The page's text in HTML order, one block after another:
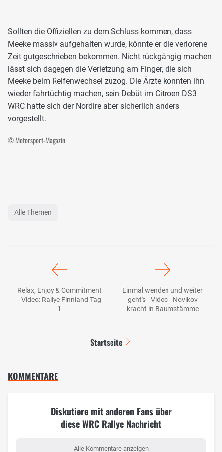
Sollten die Offiziellen zu dem Schluss kommen, dass
Meeke massiv aufgehalten wurde, könnte er die verlorene
Zeit gutgeschrieben bekommen. Nicht rückgängig machen
lässt sich dagegen die Verletzung am Finger, die sich
Meeke beim Reifenwechsel zuzog. Die Ärzte konnten ihn
wieder fahrtüchtig machen, sein Debüt im Citroen DS3
WRC hatte sich der Nordire aber sicherlich anders
vorgestellt.
© Motorsport-Magazin
Alle Themen
Relax, Enjoy & Commitment
- Video: Rallye Finnland Tag
1
Einmal wenden und weiter
geht's - Video - Novikov
kracht in Baumstämme
Startseite
KOMMENTARE
Diskutiere mit anderen Fans über
diese WRC Rallye Nachricht
Alle Kommentare anzeigen